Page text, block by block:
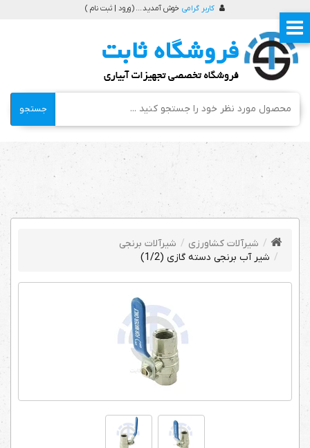
کاربر گرامی خوش آمدید ... (ورود | ثبت نام )
جستجو
شیرآلات کشاورزی
شیرآلات برنجی
شیر آب برنجی دسته گازی (1/2)